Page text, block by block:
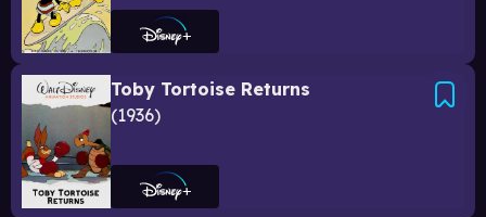
Toby Tortoise Returns
1936